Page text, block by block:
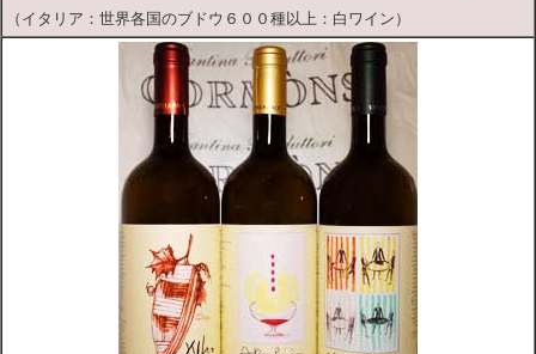
（イタリア：世界各国のブドウ６００種以上：白ワイン）